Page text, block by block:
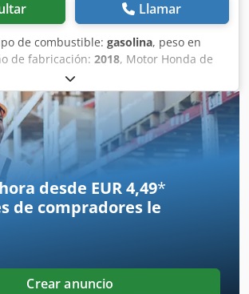
Llamar
de combustible: gasolina, peso en
de fabricación: 2018, Motor Honda de
manual. Peso: 199 kg Djdjxw H Hvepfx
30 kN Ancho de la placa: 50 cm
adelante/hacia atrás. Precio: 1.700 €, sin
varias unidades en stock!
desde EUR 4,49*
de compradores le
Crear anuncio